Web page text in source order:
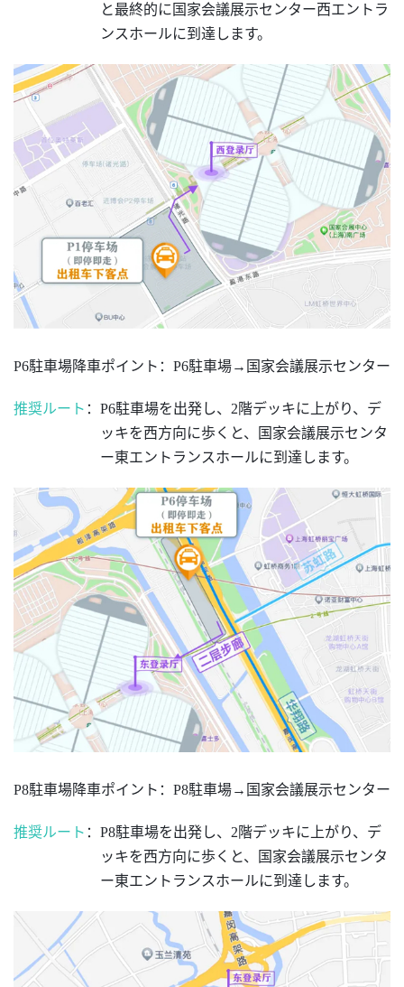
と最終的に国家会議展示センター西エントラ
ンスホールに到達します。
P6駐車場降車ポイント ： P6駐車場→国家会議展示センター
推奨ルート ： P6駐車場を出発し、2階デッキに上がり、デ
ッキを西方向に歩くと、国家会議展示センタ
ー東エントランスホールに到達します。
P8駐車場降車ポイント ： P8駐車場→国家会議展示センター
推奨ルート ： P8駐車場を出発し、2階デッキに上がり、デ
ッキを西方向に歩くと、国家会議展示センタ
ー東エントランスホールに到達します。